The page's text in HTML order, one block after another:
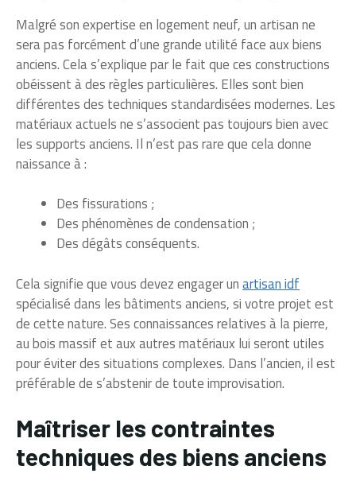
Malgré son expertise en logement neuf, un artisan ne
sera pas forcément d’une grande utilité face aux biens
anciens. Cela s’explique par le fait que ces constructions
obéissent à des règles particulières. Elles sont bien
différentes des techniques standardisées modernes. Les
matériaux actuels ne s’associent pas toujours bien avec
les supports anciens. Il n’est pas rare que cela donne
naissance à :
Des fissurations ;
Des phénomènes de condensation ;
Des dégâts conséquents.
Cela signifie que vous devez engager unartisan idf
spécialisé dans les bâtiments anciens, si votre projet est
de cette nature. Ses connaissances relatives à la pierre,
au bois massif et aux autres matériaux lui seront utiles
pour éviter des situations complexes. Dans l’ancien, il est
préférable de s’abstenir de toute improvisation.
Maîtriser les contraintes
techniques des biens anciens